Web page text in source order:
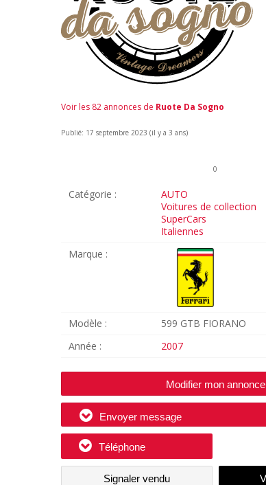
Voir les 82 annonces de Ruote Da Sogno
Publié: 17 septembre 2023 (il y a 3 ans)
0
Catégorie :
AUTO
Voitures de collection
SuperCars
Italiennes
Marque :
Modèle :
599 GTB FIORANO
Année :
2007
Modifier mon annonce
Envoyer message
Téléphone
Signaler vendu